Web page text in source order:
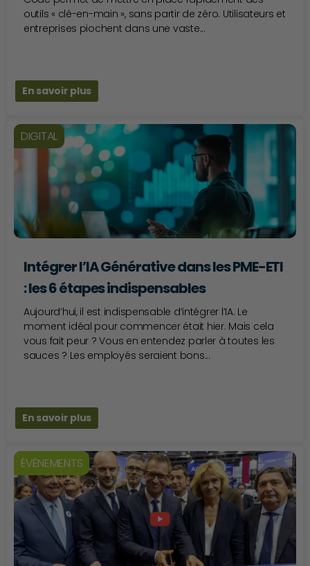
outils « clé-en-main », sans partir de zéro. Utilisateurs et
entreprises piochent dans une vaste...
En savoir plus
DIGITAL
Intégrer l’IA Générative dans les PME-ETI
: les 6 étapes indispensables
Aujourd’hui, il est indispensable d’intégrer l’IA. Le
moment idéal pour commencer était hier. Mais cela
vous fait peur ? Vous en entendez parler à toutes les
sauces ? Les employés seraient bons...
En savoir plus
ÉVÈNEMENTS